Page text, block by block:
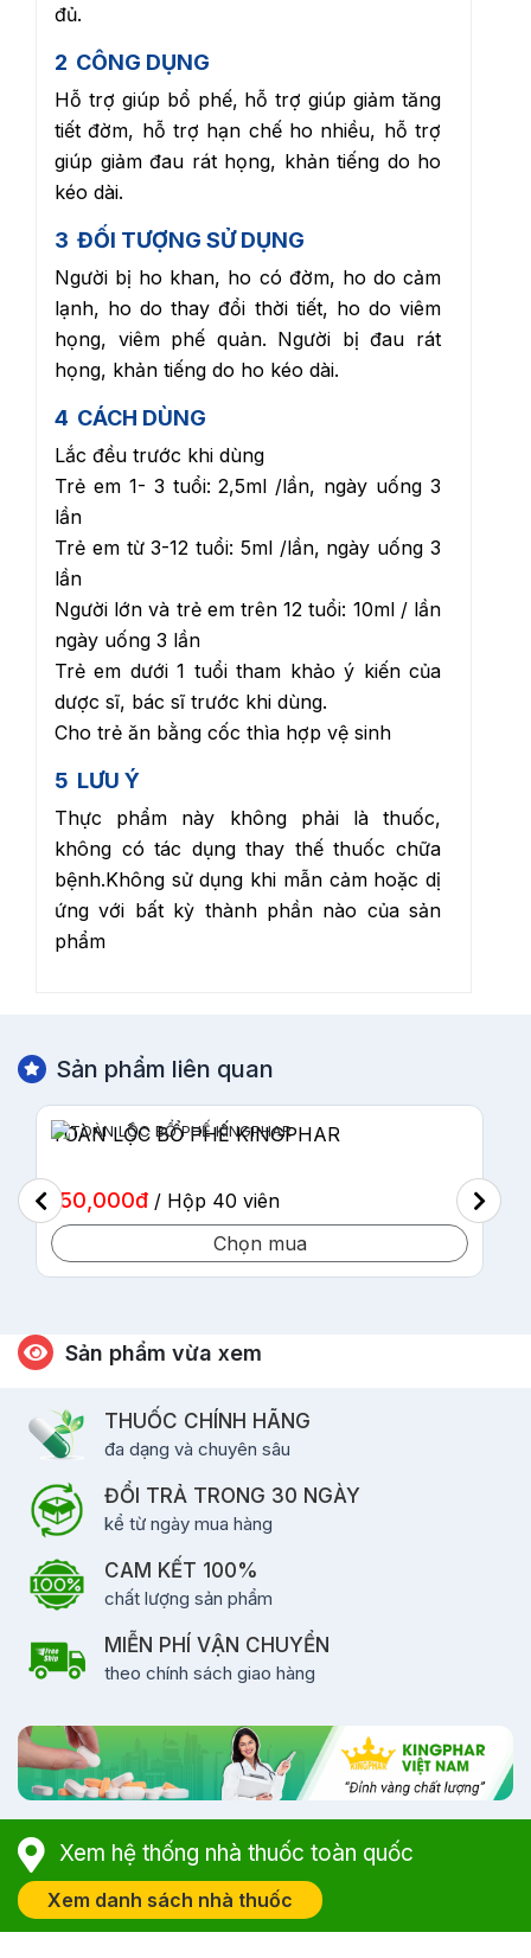
đủ.
2 CÔNG DỤNG
Hỗ trợ giúp bổ phế, hỗ trợ giúp giảm tăng
tiết đờm, hỗ trợ hạn chế ho nhiều, hỗ trợ
giúp giảm đau rát họng, khản tiếng do ho
kéo dài.
3 ĐỐI TƯỢNG SỬ DỤNG
Người bị ho khan, ho có đờm, ho do cảm
lạnh, ho do thay đổi thời tiết, ho do viêm
họng, viêm phế quản. Người bị đau rát
họng, khản tiếng do ho kéo dài.
4 CÁCH DÙNG
Lắc đều trước khi dùng
Trẻ em 1- 3 tuổi: 2,5ml /lần, ngày uống 3
lần
Trẻ em từ 3-12 tuổi: 5ml /lần, ngày uống 3
lần
Người lớn và trẻ em trên 12 tuổi: 10ml / lần
ngày uống 3 lần
Trẻ em dưới 1 tuổi tham khảo ý kiến của
dược sĩ, bác sĩ trước khi dùng.
Cho trẻ ăn bằng cốc thìa hợp vệ sinh
5 LƯU Ý
Thực phẩm này không phải là thuốc,
không có tác dụng thay thế thuốc chữa
bệnh.Không sử dụng khi mẫn cảm hoặc dị
ứng với bất kỳ thành phần nào của sản
phẩm
Sản phẩm liên quan
AGERA KINGPHAR
136,000đ / Hộp 50 viên
Chọn mua
Sản phẩm vừa xem
THUỐC CHÍNH HÃNG
đa dạng và chuyên sâu
ĐỔI TRẢ TRONG 30 NGÀY
kể từ ngày mua hàng
CAM KẾT 100%
chất lượng sản phẩm
MIỄN PHÍ VẬN CHUYỂN
theo chính sách giao hàng
Xem hệ thống nhà thuốc toàn quốc
Xem danh sách nhà thuốc